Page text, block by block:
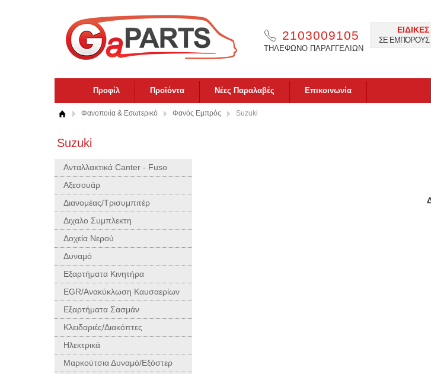
2103009105
ΤΗΛΕΦΩΝΟ ΠΑΡΑΓΓΕΛΙΩΝ
ΣΕ ΕΜΠΟΡΟΥΣ
Προφίλ Προϊόντα Νέες Παραλαβές Επικοινωνία
Φανοποιία & Εσωτερικό Φανός Εμπρός Suzuki
Suzuki
Ανταλλακτικά Canter - Fuso
Αξεσουάρ
Διανομέας/Τρισυμπιτέρ
Διχαλο Συμπλεκτη
Δοχεία Νερού
Δυναμό
Εξαρτήματα Κινητήρα
EGR/Ανακύκλωση Καυσαερίων
Εξαρτήματα Σασμάν
Κλειδαριές/Διακόπτες
Ηλεκτρικά
Μαρκούτσια Δυναμό/Εξόστερ